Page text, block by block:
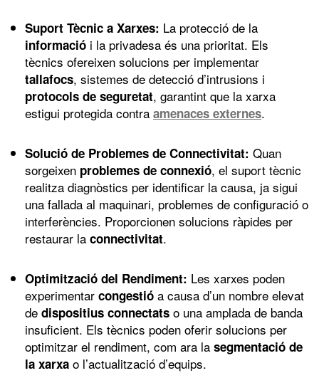
Suport Tècnic a Xarxes: La protecció de la
informació i la privadesa és una prioritat. Els
tècnics ofereixen solucions per implementar
tallafocs, sistemes de detecció d’intrusions i
protocols de seguretat, garantint que la xarxa
estigui protegida contra amenaces externes.
Solució de Problemes de Connectivitat: Quan
sorgeixen problemes de connexió, el suport tècnic
realitza diagnòstics per identificar la causa, ja sigui
una fallada al maquinari, problemes de configuració o
interferències. Proporcionen solucions ràpides per
restaurar la connectivitat.
Optimització del Rendiment: Les xarxes poden
experimentar congestió a causa d’un nombre elevat
de dispositius connectats o una amplada de banda
insuficient. Els tècnics poden oferir solucions per
optimitzar el rendiment, com ara la segmentació de
la xarxa o l’actualització d’equips.